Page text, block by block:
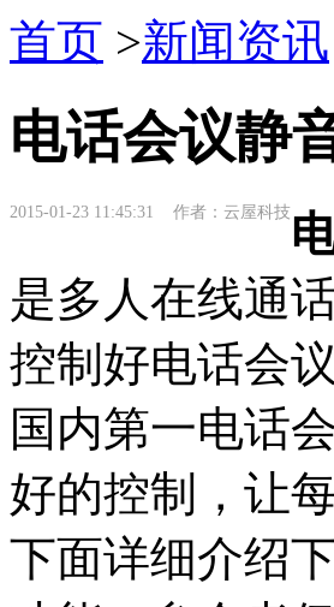
首页 >新闻资讯
电话会议静
2015-01-23 11:45:31 作者：云屋科技
是多人在线通
控制好电话会
国内第一电话
好的控制，让
下面详细介绍